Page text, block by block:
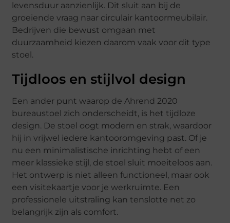
levensduur aanzienlijk. Dit sluit aan bij de
groeiende vraag naar circulair kantoormeubilair.
Bedrijven die bewust omgaan met
duurzaamheid kiezen daarom vaak voor dit type
stoel.
Tijdloos en stijlvol design
Een ander punt waarop de Ahrend 2020
bureaustoel zich onderscheidt, is het tijdloze
design. De stoel oogt modern en strak, waardoor
hij in vrijwel iedere kantooromgeving past. Of je
nu een minimalistische inrichting hebt of een
meer klassieke stijl, de stoel sluit moeiteloos aan.
Het ontwerp is niet alleen functioneel, maar ook
een visitekaartje voor je werkruimte. Een
professionele uitstraling kan tenslotte net zo
belangrijk zijn als comfort.